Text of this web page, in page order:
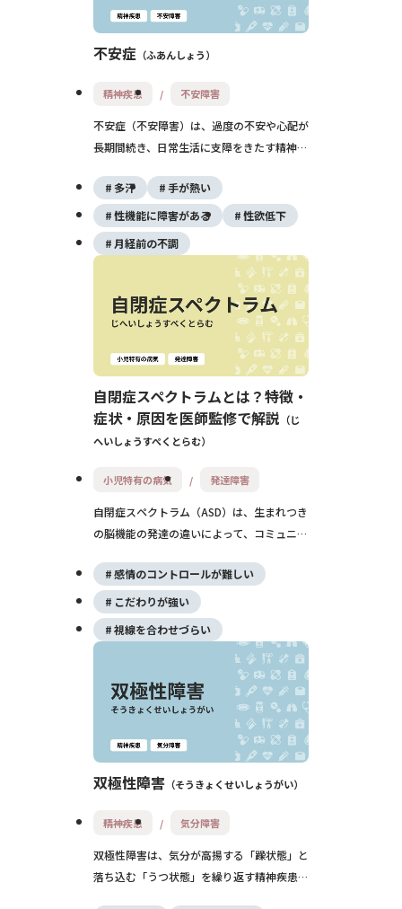
不安症 ふあんしょう
精神疾患 不安障害
不安症（不安障害）は、過度の不安や心配が
長期間続き、日常生活に支障をきたす精神疾
法や認知行動療法を通じて改善が可能です。
早期の診断と治療が回復の鍵となります。
多汗
手が熱い
性機能に障害がある
性欲低下
月経前の不調
自閉症スペクトラムとは？特徴・
症状・原因を医師監修で解説
じ
へいしょうすぺくとらむ
小児特有の病気 発達障害
自閉症スペクトラム（ASD）は、生まれつき
の脳機能の発達の違いによって、コミュニケ
に特徴が現れる発達障害の一つです。子ども
の頃に気づかれることが多い一方で、大人に
なってから診断されるケースも少なくありま
せん。 一人ひとりで特性の現れ方や程度は
異なり、日常生活への影響もさまざまです。
そのため、「どのような特徴があるのか」
「原因は何なのか」「治療や支援は受けられ
るのか」と疑問や不安を感じる方も多いでし
ょう。 この記事では、自閉症スペクトラム
療・支援、予後までをわかりやすく解説しま
閉症スペクトラム（ASD）への理解を深める
ためにも、ぜひ参考にしてください。
感情のコントロールが難しい
こだわりが強い
視線を合わせづらい
双極性障害 そうきょくせいしょうがい
精神疾患 気分障害
双極性障害は、気分が高揚する「躁状態」と
落ち込む「うつ状態」を繰り返す精神疾患で